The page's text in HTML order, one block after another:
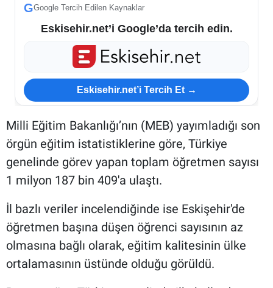
GGoogle Tercih Edilen Kaynaklar
Eskisehir.net’i Google’da tercih edin.
Eskisehir.net’i Tercih Et →
Milli Eğitim Bakanlığı’nın (MEB) yayımladığı son
örgün eğitim istatistiklerine göre, Türkiye
genelinde görev yapan toplam öğretmen sayısı
1 milyon 187 bin 409'a ulaştı.
İl bazlı veriler incelendiğinde ise Eskişehir'de
öğretmen başına düşen öğrenci sayısının az
olmasına bağlı olarak, eğitim kalitesinin ülke
ortalamasının üstünde olduğu görüldü.